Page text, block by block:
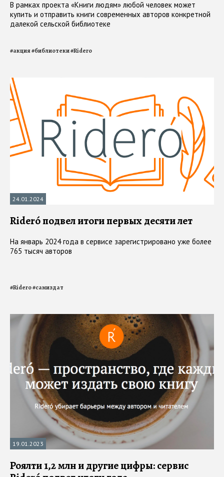
В рамках проекта «Книги людям» любой человек может
купить и отправить книги современных авторов конкретной
далекой сельской библиотеке
#акция#библиотеки#Ridero
24.01.2024
Rideró подвел итоги первых десяти лет
На январь 2024 года в сервисе зарегистрировано уже более
765 тысяч авторов
#Ridero#самиздат
19.01.2023
Роялти 1,2 млн и другие цифры: сервис